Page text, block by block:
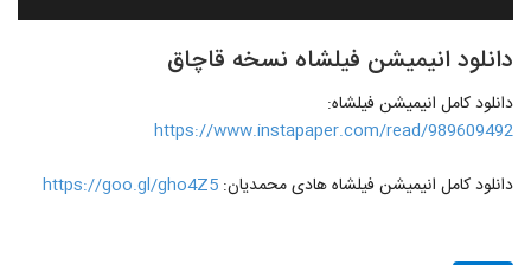
دانلود انیمیشن فیلشاه نسخه قاچاق
دانلود کامل انیمیشن فیلشاه:
https://www.instapaper.com/read/989609492
دانلود کامل انیمیشن فیلشاه هادی محمدیان: https://goo.gl/gho4Z5